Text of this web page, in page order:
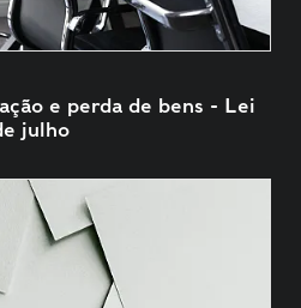
e perda de bens - Lei
julho